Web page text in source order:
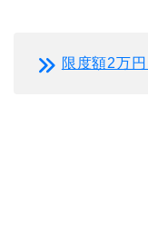
限度額2万